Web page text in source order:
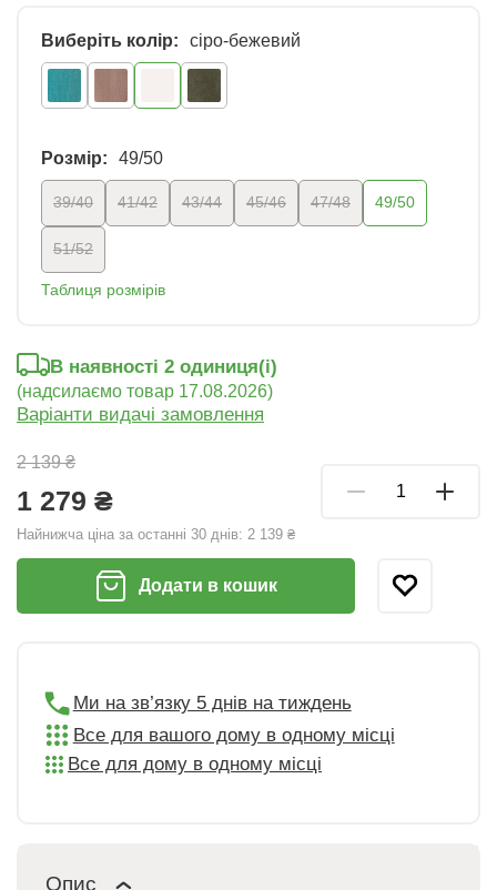
Виберіть колір: сіро-бежевий
Розмір: 49/50
39/40 41/42 43/44 45/46 47/48 49/50
51/52
Таблиця розмірів
2 139 ₴
1 279 ₴
Найнижча ціна за останні 30 днів: 2 139 ₴
В наявності 2 oдиниця(і)
(надсилаємо товар 17.08.2026)
Варіанти видачі замовлення
Додати в кошик
Ми на зв’язку 5 днів на тиждень
Все для вашого дому в одному місці
Все для дому в одному місці
Опис